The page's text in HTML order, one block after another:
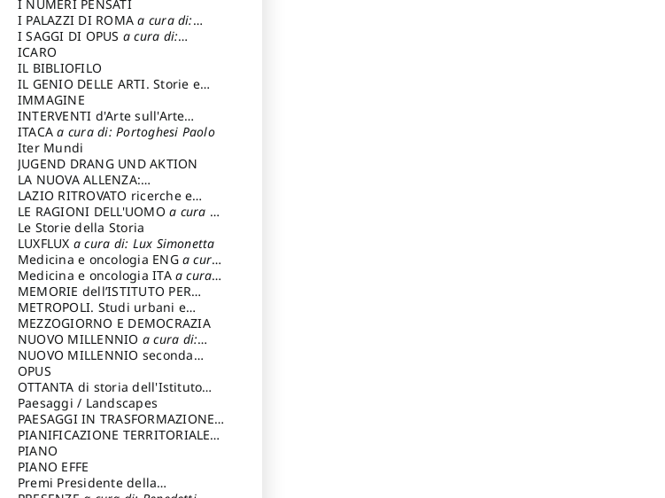
I NUMERI PENSATI
I PALAZZI DI ROMAa cura di:
Ippoliti Alessandro
I SAGGI DI OPUS a cura di:
Scalesse Tommaso
ICARO
IL BIBLIOFILO
IL GENIO DELLE ARTI. Storie e
interpretazione
IMMAGINE
INTERVENTI d'Arte sull'Arte
dedicata alla cultura della
conservazione d’arte
Fondazione Paola Droghetti onlus
ITACAa cura di: Portoghesi Paolo
Iter Mundi
JUGEND DRANG UND AKTION
LA NUOVA ALLENZA:
ARCHITETTURA & AMBIENTE
LAZIO RITROVATO ricerche e
restauri
LE RAGIONI DELL'UOMOa cura di:
Lombardi Satriani Luigi
Le Storie della Storia
LUXFLUX a cura di: Lux Simonetta
Medicina e oncologia ENG a cura
di: Lopez Massimo
Medicina e oncologia ITA a cura
di: Lopez Massimo
MEMORIE dell’ISTITUTO PER
STORIA DEL RISORGIMENTO
METROPOLI. Studi urbani e
regionali
MEZZOGIORNO E DEMOCRAZIA
NUOVO MILLENNIO a cura di:
Capaldo Pellegrino
NUOVO MILLENNIO seconda
serie
Francesco
OPUS
OTTANTA di storia dell'Istituto
storia dell’Istitutoa cura di:
Cavalieri Patrizia
Paesaggi / Landscapes
PAESAGGI IN TRASFORMAZIONEa
cura di: Corti Enrico A.
PIANIFICAZIONE TERRITORIALE
URBANISTICA ED AMBIENTALE
cura di: Costa Enrico
PIANO
PIANO EFFE
Premi Presidente della